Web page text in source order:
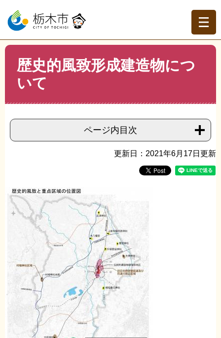
ー
の
先
ニ
ー
を
本
トップページ >組織でさがす >蔵の街課 >歴史的風致形
成建造物について
歴史的風致形成建造物につ
いて
ページ内目次
更新日：2021年6月17日更新